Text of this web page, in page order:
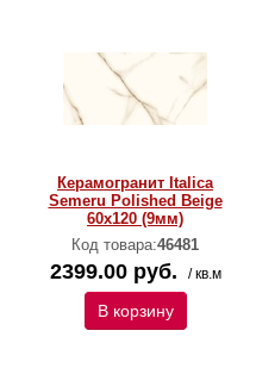
Керамогранит Italica
Semeru Polished Beige
60х120 (9мм)
Код товара:46481
2399.00 руб. / кв.м
В корзину